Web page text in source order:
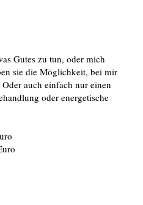
Gutes zu tun, oder mich
sie die Möglichkeit, bei mir
auch einfach nur einen
oder energetische